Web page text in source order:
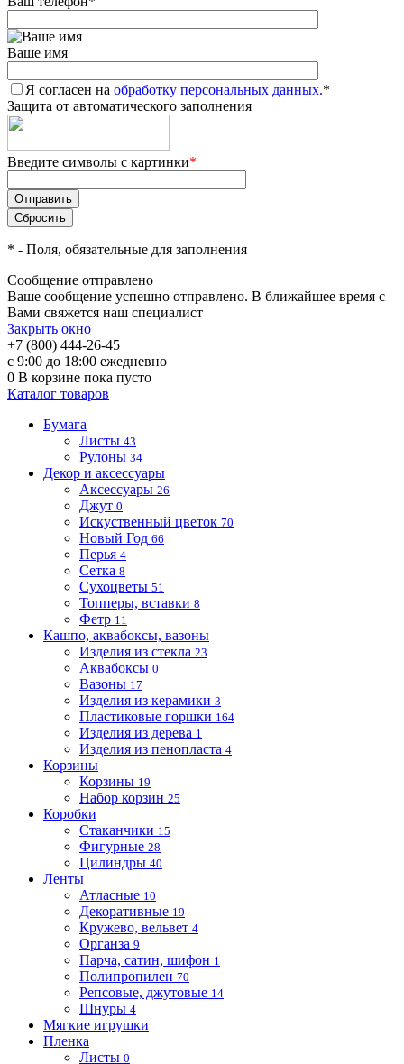
Ваше имя
Я согласен на обработку персональных данных.*
Защита от автоматического заполнения
Введите символы с картинки*
* - Поля, обязательные для заполнения
Сообщение отправлено
Ваше сообщение успешно отправлено. В ближайшее время с
Вами свяжется наш специалист
Закрыть окно
+7 (800) 444-26-45
с 9:00 до 18:00 ежедневно
0 В корзине пока пусто
Каталог товаров
Бумага
Листы 43
Рулоны 34
Декор и аксессуары
Аксессуары 26
Джут 0
Искуственный цветок 70
Новый Год 66
Перья 4
Сетка 8
Сухоцветы 51
Топперы, вставки 8
Фетр 11
Кашпо, аквабоксы, вазоны
Изделия из стекла 23
Аквабоксы 0
Вазоны 17
Изделия из керамики 3
Пластиковые горшки 164
Изделия из дерева 1
Изделия из пенопласта 4
Корзины
Корзины 19
Набор корзин 25
Коробки
Стаканчики 15
Фигурные 28
Цилиндры 40
Ленты
Атласные 10
Декоративные 19
Кружево, вельвет 4
Органза 9
Парча, сатин, шифон 1
Полипропилен 70
Репсовые, джутовые 14
Шнуры 4
Мягкие игрушки
Пленка
Листы 0